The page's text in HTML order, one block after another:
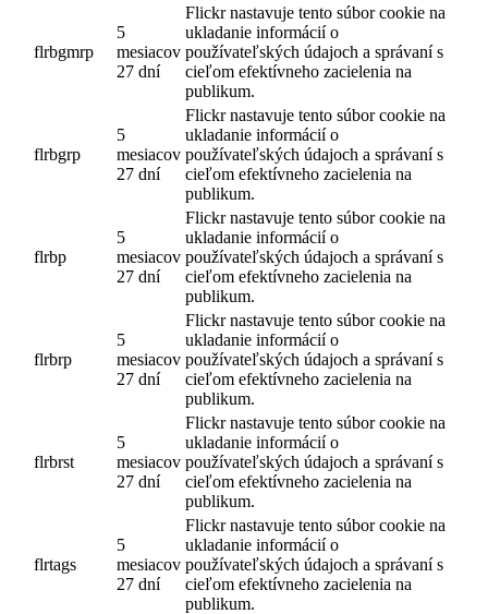
flrbgmrp
5
mesiacov
27 dní
Flickr nastavuje tento súbor cookie na
ukladanie informácií o
používateľských údajoch a správaní s
cieľom efektívneho zacielenia na
publikum.
flrbgrp
5
mesiacov
27 dní
Flickr nastavuje tento súbor cookie na
ukladanie informácií o
používateľských údajoch a správaní s
cieľom efektívneho zacielenia na
publikum.
flrbp
5
mesiacov
27 dní
Flickr nastavuje tento súbor cookie na
ukladanie informácií o
používateľských údajoch a správaní s
cieľom efektívneho zacielenia na
publikum.
flrbrp
5
mesiacov
27 dní
Flickr nastavuje tento súbor cookie na
ukladanie informácií o
používateľských údajoch a správaní s
cieľom efektívneho zacielenia na
publikum.
flrbrst
5
mesiacov
27 dní
Flickr nastavuje tento súbor cookie na
ukladanie informácií o
používateľských údajoch a správaní s
cieľom efektívneho zacielenia na
publikum.
flrtags
5
mesiacov
27 dní
Flickr nastavuje tento súbor cookie na
ukladanie informácií o
používateľských údajoch a správaní s
cieľom efektívneho zacielenia na
publikum.